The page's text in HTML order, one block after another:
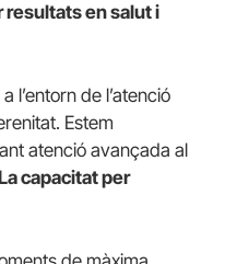
en salut i
de l’atenció
Estem
atenció avançada al
capacitat per